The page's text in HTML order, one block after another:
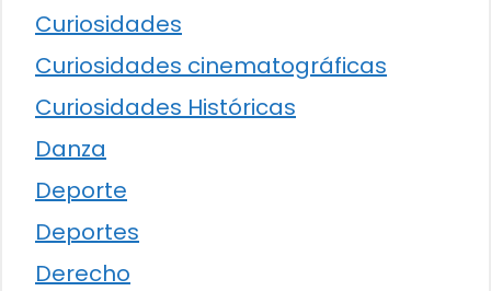
Curiosidades
Curiosidades cinematográficas
Curiosidades Históricas
Danza
Deporte
Deportes
Derecho